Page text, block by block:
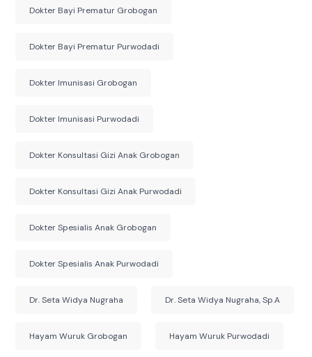
Dokter Bayi Prematur Grobogan
Dokter Bayi Prematur Purwodadi
Dokter Imunisasi Grobogan
Dokter Imunisasi Purwodadi
Dokter Konsultasi Gizi Anak Grobogan
Dokter Konsultasi Gizi Anak Purwodadi
Dokter Spesialis Anak Grobogan
Dokter Spesialis Anak Purwodadi
Dr. Seta Widya Nugraha Dr. Seta Widya Nugraha, Sp.A
Hayam Wuruk Grobogan Hayam Wuruk Purwodadi